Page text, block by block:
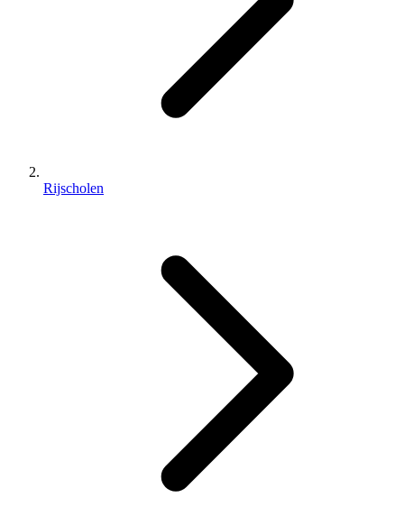
Rijscholen